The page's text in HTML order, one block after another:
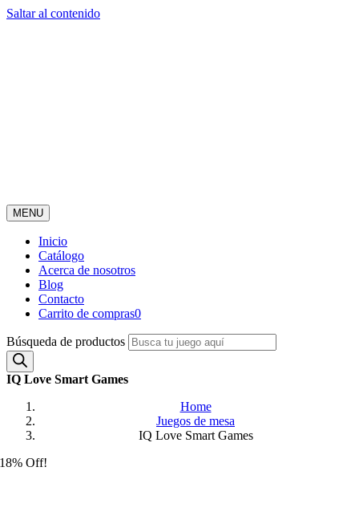
Saltar al contenido
MENU
Inicio
Catálogo
Acerca de nosotros
Blog
Contacto
Carrito de compras0
Búsqueda de productos
IQ Love Smart Games
Home
Juegos de mesa
IQ Love Smart Games
18% Off!